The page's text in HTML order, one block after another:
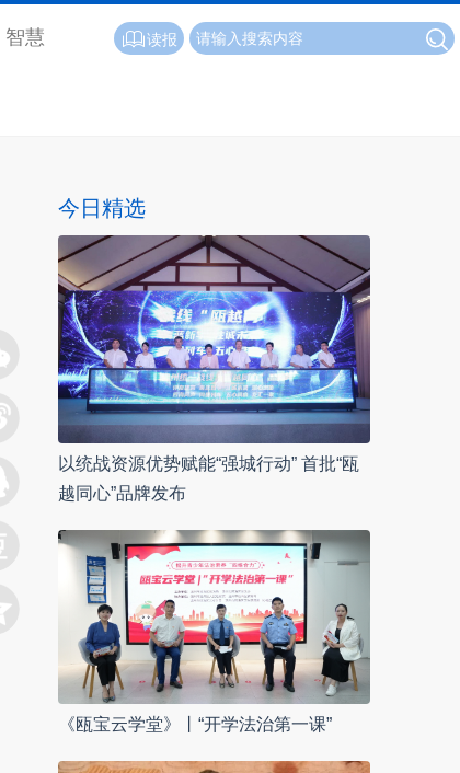
智慧 读报
今日精选
以统战资源优势赋能“强城行动” 首批“瓯
越同心”品牌发布
《瓯宝云学堂》丨“开学法治第一课”